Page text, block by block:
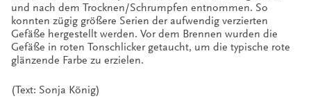
und nach dem Trocknen/Schrumpfen entnommen. So
konnten zügig größere Serien der aufwendig verzierten
Gefäße hergestellt werden. Vor dem Brennen wurden die
Gefäße in roten Tonschlicker getaucht, um die typische rote
glänzende Farbe zu erzielen.
(Text: Sonja König)